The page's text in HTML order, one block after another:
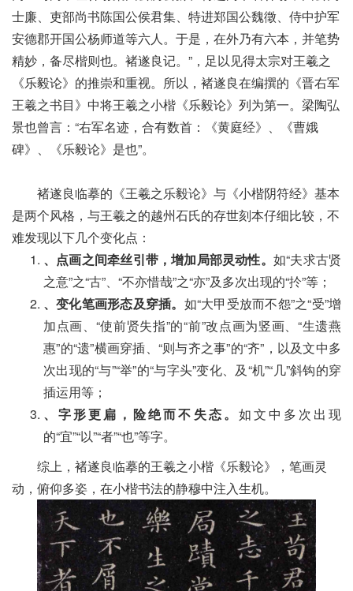
士廉、吏部尚书陈国公侯君集、特进郑国公魏徵、侍中护军
安德郡开国公杨师道等六人。于是，在外乃有六本，并笔势
精妙，备尽楷则也。褚遂良记。”，足以见得太宗对王羲之
《乐毅论》的推崇和重视。所以，褚遂良在编撰的《晋右军
王羲之书目》中将王羲之小楷《乐毅论》列为第一。梁陶弘
景也曾言：“右军名迹，合有数首：《黄庭经》、《曹娥
碑》、《乐毅论》是也”。
褚遂良临摹的《王羲之乐毅论》与《小楷阴符经》基本
是两个风格，与王羲之的越州石氏的存世刻本仔细比较，不
难发现以下几个变化点：
、点画之间牵丝引带，增加局部灵动性。 如“夫求古贤
之意”之“古”、“不亦惜哉”之“亦”及多次出现的“扵”等；
、变化笔画形态及穿插。 如“大甲受放而不怨”之“受”增
加点画、“使前贤失指”的“前”改点画为竖画、“生遗燕
惠”的“遗”横画穿插、“则与齐之事”的“齐”，以及文中多
次出现的“与”“举”的“与字头”变化、及“机”“几”斜钩的穿
插运用等；
、字形更扁，险绝而不失态。 如文中多次出现
的“宜”“以”“者”“也”等字。
综上，褚遂良临摹的王羲之小楷《乐毅论》，笔画灵
动，俯仰多姿，在小楷书法的静穆中注入生机。